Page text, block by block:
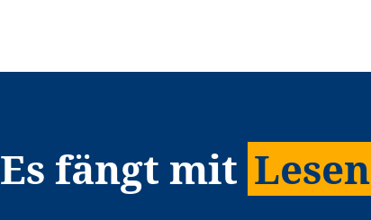
Es fängt mit Lesen